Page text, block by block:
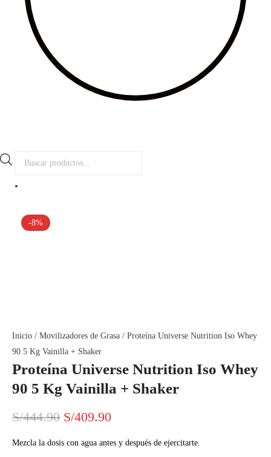
productos
-8%
Inicio / Movilizadores de Grasa / Proteína Universe Nutrition Iso Whey
90 5 Kg Vainilla + Shaker
Proteína Universe Nutrition Iso Whey
90 5 Kg Vainilla + Shaker
S/444.90 El
precio
S/409.90El
precio
Mezcla la dosis con agua antes y después de ejercitarte.